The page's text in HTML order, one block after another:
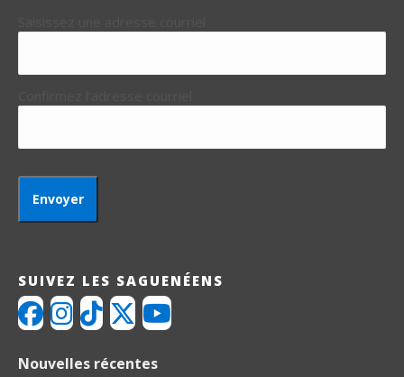
SUIVEZ LES SAGUENÉENS
Nouvelles récentes